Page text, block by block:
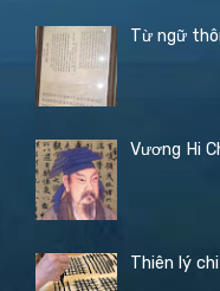
Từ ngữ
Vương Hi
Thiên lý